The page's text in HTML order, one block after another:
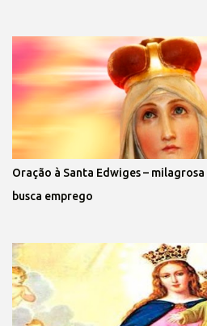
Oração à Santa Edwiges –
busca emprego